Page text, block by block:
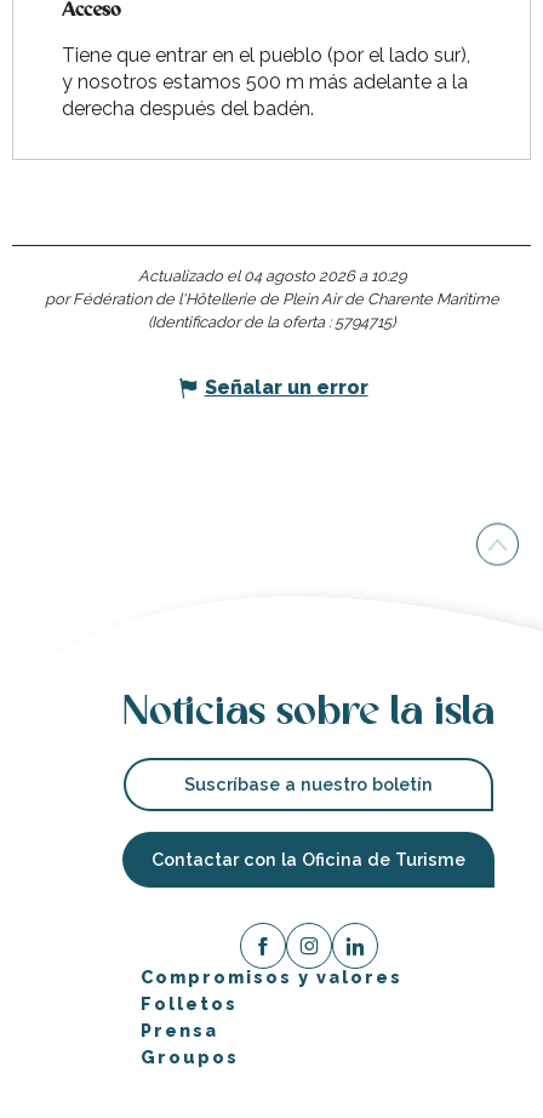
Acceso
Acceso
Tiene que entrar en el pueblo (por el lado sur),
y nosotros estamos 500 m más adelante a la
derecha después del badén.
Actualizado el 04 agosto 2026 a 10:29
por Fédération de l'Hôtellerie de Plein Air de Charente Maritime
(Identificador de la oferta : 5794715)
Señalar un error
Noticias sobre la isla
Suscríbase a nuestro boletín
Contactar con la Oficina de Turisme
Compromisos y valores
Folletos
Prensa
Groupos